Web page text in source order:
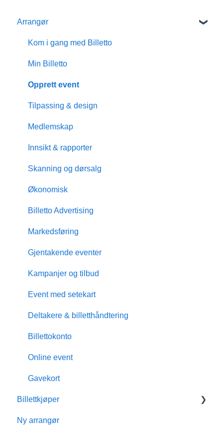
Arrangør
Kom i gang med Billetto
Min Billetto
Opprett event
Tilpassing & design
Medlemskap
Innsikt & rapporter
Skanning og dørsalg
Økonomisk
Billetto Advertising
Markedsføring
Gjentakende eventer
Kampanjer og tilbud
Event med setekart
Deltakere & billetthåndtering
Billettokonto
Online event
Gavekort
Billettkjøper
Medlemskap
Ny arrangør